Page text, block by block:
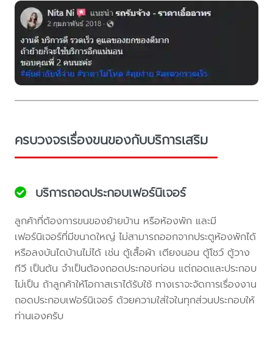
ครบวงจรเรื่องขนของกับบริการเสริม
บริการถอดประกอบเฟอร์นิเจอร์
ลูกค้าที่ต้องการขนของย้ายบ้าน หรือห้องพัก และมี
เฟอร์นิเจอร์ที่มีขนาดใหญ่ ไม่สามารถออกจากประตูห้องพักได้
หรือลงบันไดบ้านไม่ได้ เช่น ตู้เสื้อผ้า เตียงนอน ตู้โชว์ ตู้วาง
ทีวี เป็นต้น จำเป็นต้องถอดประกอบก่อน แต่ถอดและประกอบ
ไม่เป็น ถ้าลูกค้าให้โอกาสเราได้รับใช้ ทางเราจะจัดการเรื่องงาน
ถอดประกอบเฟอร์นิเจอร์ ด้วยความใส่ใจในทุกส่วนประกอบให้
ท่านเองครับ